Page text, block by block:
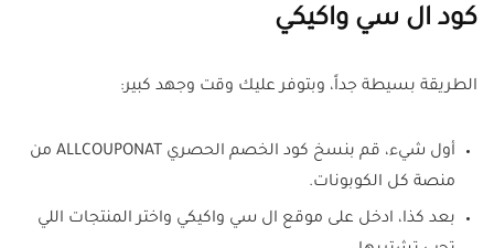
كود ال سي واكيكي
الطريقة بسيطة جداً، وبتوفر عليك وقت وجهد كبير:
أول شيء، قم بنسخ كود الخصم الحصري ALLCOUPONAT من
منصة كل الكوبونات.
بعد كذا، ادخل على موقع ال سي واكيكي واختر المنتجات اللي